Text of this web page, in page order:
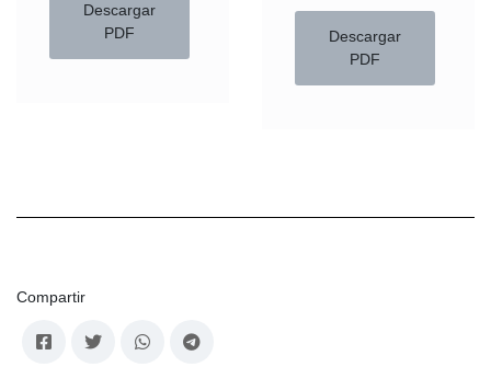
Descargar
PDF
Descargar
PDF
Compartir